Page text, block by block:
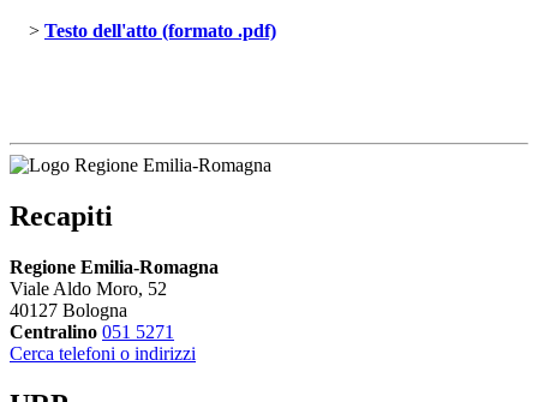
> Testo dell'atto (formato .pdf)
Recapiti
Regione Emilia-Romagna
Viale Aldo Moro, 52
40127 Bologna
Centralino 051 5271
Cerca telefoni o indirizzi